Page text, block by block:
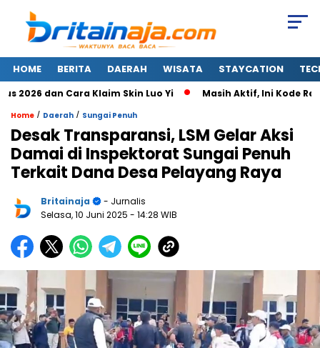
HOME BERITA DAERAH WISATA STAYCATION
dan Cara Klaim Skin Luo Yi Masih Aktif, Ini Kode
Home / Daerah / Sungai Penuh
Desak Transparansi, LSM Gelar Aksi
Damai di Inspektorat Sungai Penuh
Terkait Dana Desa Pelayang Raya
Britainaja
- Jurnalis
Selasa, 10 Juni 2025 - 14:28 WIB